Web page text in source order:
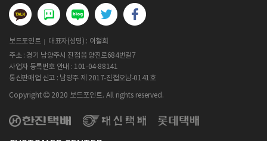
보드포인트
대표자(성명) : 이철희
주소 : 경기 남양주시 진접읍 양진로684번길7
사업자 등록번호 안내 : 101-04-88141
통신판매업 신고 : 남양주 제 2017-진접오남-0141호
Copyright 2020 보드포인트. All rights reserved.